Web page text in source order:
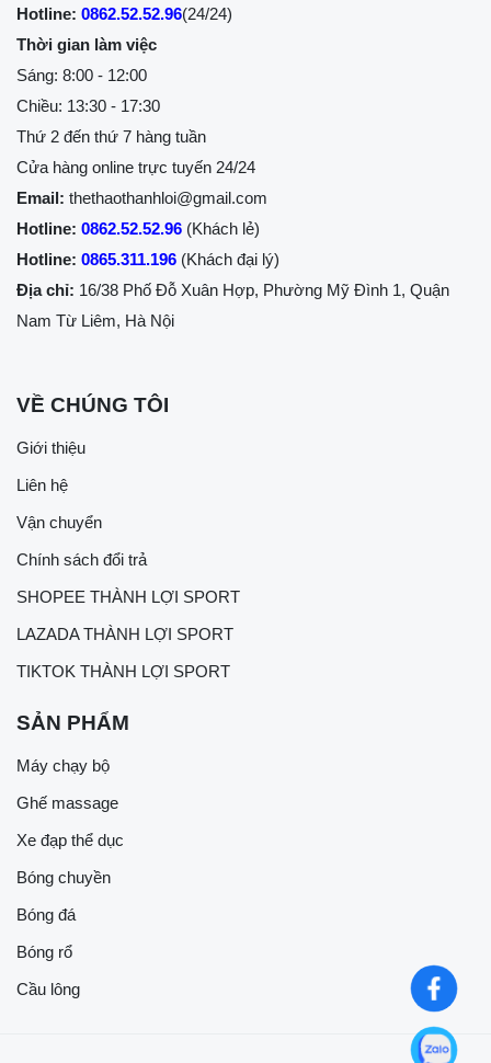
Hotline: 0862.52.52.96(24/24)
Thời gian làm việc
Sáng: 8:00 - 12:00
Chiều: 13:30 - 17:30
Thứ 2 đến thứ 7 hàng tuần
Cửa hàng online trực tuyến 24/24
Email: thethaothanhloi@gmail.com
Hotline: 0862.52.52.96 (Khách lẻ)
Hotline: 0865.311.196 (Khách đại lý)
Địa chỉ: 16/38 Phố Đỗ Xuân Hợp, Phường Mỹ Đình 1, Quận
Nam Từ Liêm, Hà Nội
VỀ CHÚNG TÔI
Giới thiệu
Liên hệ
Vận chuyển
Chính sách đổi trả
SHOPEE THÀNH LỢI SPORT
LAZADA THÀNH LỢI SPORT
TIKTOK THÀNH LỢI SPORT
SẢN PHẨM
Máy chạy bộ
Ghế massage
Xe đạp thể dục
Bóng chuyền
Bóng đá
Bóng rổ
Cầu lông